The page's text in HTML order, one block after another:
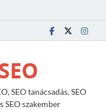
SEO tanácsadás, SEO
SEO szakember